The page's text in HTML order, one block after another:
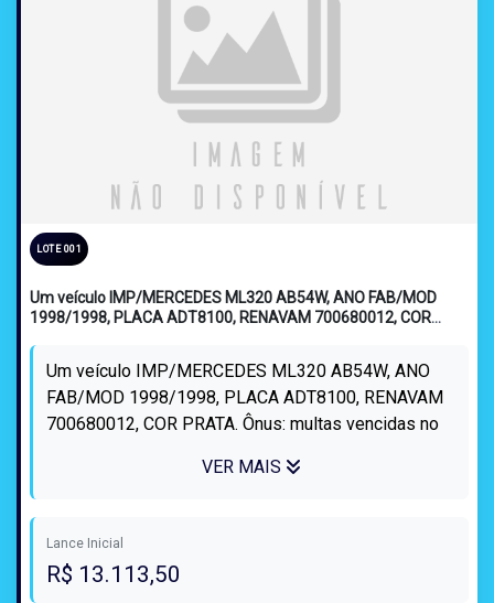
LOTE 001
Um veículo IMP/MERCEDES ML320 AB54W, ANO FAB/MOD
1998/1998, PLACA ADT8100, RENAVAM 700680012, COR
Um veículo IMP/MERCEDES ML320 AB54W, ANO
FAB/MOD 1998/1998, PLACA ADT8100, RENAVAM
700680012, COR PRATA. Ônus: multas vencidas no
VER MAIS
Lance Inicial
R$ 13.113,50